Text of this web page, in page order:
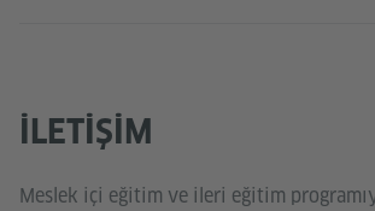
İLETIŞIM
Meslek içi eğitim ve ileri eğitim